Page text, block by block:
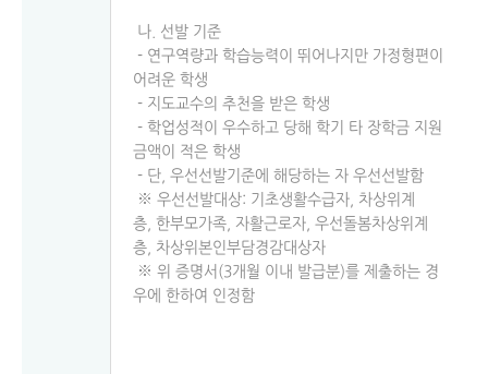
나. 선발 기준
- 연구역량과 학습능력이 뛰어나지만 가정형편이
어려운 학생
- 지도교수의 추천을 받은 학생
- 학업성적이 우수하고 당해 학기 타 장학금 지원
금액이 적은 학생
- 단, 우선선발기준에 해당하는 자 우선선발함
※ 우선선발대상: 기초생활수급자, 차상위계
층, 한부모가족, 자활근로자, 우선돌봄차상위계
층, 차상위본인부담경감대상자
※ 위 증명서(3개월 이내 발급분)를 제출하는 경
우에 한하여 인정함